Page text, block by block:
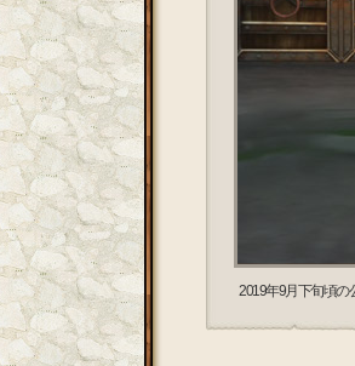
2019年9月下旬頃の